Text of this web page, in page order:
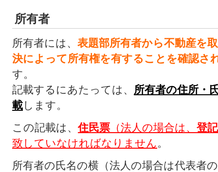
所有者
所有者には、 表題部所有者から不動産を
決によって所有権を有することを確認さ
す。
記載するにあたっては、 所有者の住所・
載します。
この記載は、住民票 （法人の場合は、 登
致していなければなりません。
所有者の氏名の横（法人の場合は代表者